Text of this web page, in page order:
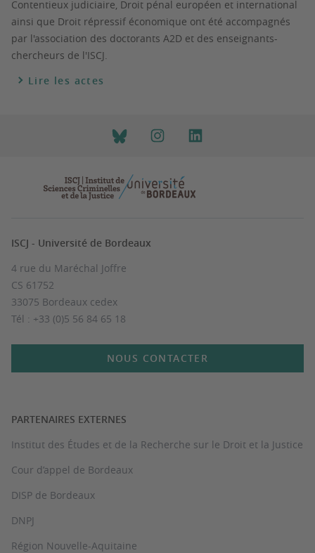
Contentieux judiciaire, Droit pénal européen et international
ainsi que Droit répressif économique ont été accompagnés
par l'association des doctorants A2D et des enseignants-
chercheurs de l'ISCJ.
Lire les actes
ISCJ - Université de Bordeaux
4 rue du Maréchal Joffre
CS 61752
33075 Bordeaux cedex
Tél : +33 (0)5 56 84 65 18
NOUS CONTACTER
PARTENAIRES EXTERNES
Institut des Études et de la Recherche sur le Droit et la Justice
Cour d’appel de Bordeaux
DISP de Bordeaux
DNPJ
Région Nouvelle-Aquitaine